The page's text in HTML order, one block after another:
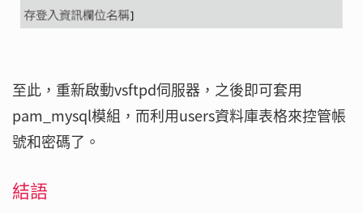
至此，重新啟動vsftpd伺服器，之後即可套用
pam_mysql模組，而利用users資料庫表格來控管帳
號和密碼了。
結語